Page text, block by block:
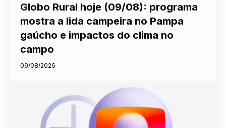
Globo Rural hoje (09/08): programa
mostra a lida campeira no Pampa
gaúcho e impactos do clima no
campo
09/08/2026